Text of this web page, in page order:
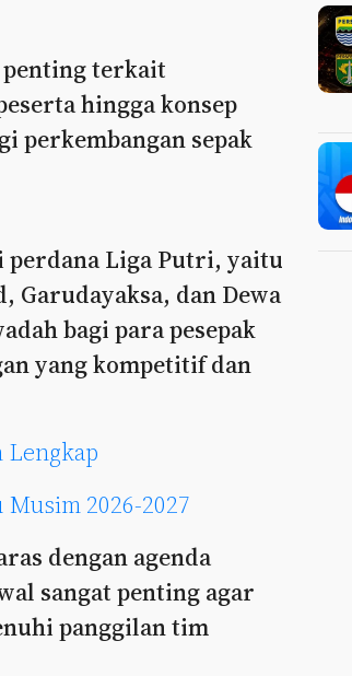
penting terkait
hingga konsep
perkembangan sepak
perdana Liga Putri, yaitu
Garudayaksa, dan Dewa
bagi para pesepak
yang kompetitif dan
Lengkap
2026-2027
dengan agenda
sangat penting agar
panggilan tim